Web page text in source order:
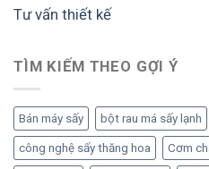
Tư vấn thiết kế
TÌM KIẾM THEO GỢI Ý
Bán máy sấy bột rau má sấy lạnh
công nghệ sấy thăng hoa Cơm